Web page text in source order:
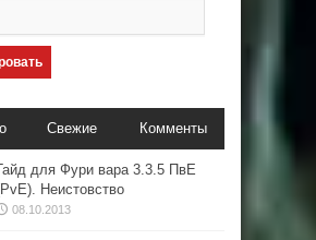
Свежие Комменты
для Фури вара 3.3.5 ПвЕ
Неистовство
08.10.2013